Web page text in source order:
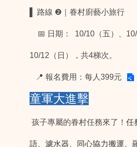
路線 ❷｜眷村廚藝小旅行
📅 日期： 10/10（五）、10/
10/12（日），共4梯次。
📍 報名費用：每人399元
童軍大進擊
孩子專屬的眷村任務來了！ 任
語、濾水器、同心協力搬運、